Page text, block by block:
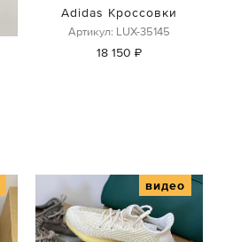
Adidas Кроссовки
Артикул: LUX-35145
18 150 ₽
видео